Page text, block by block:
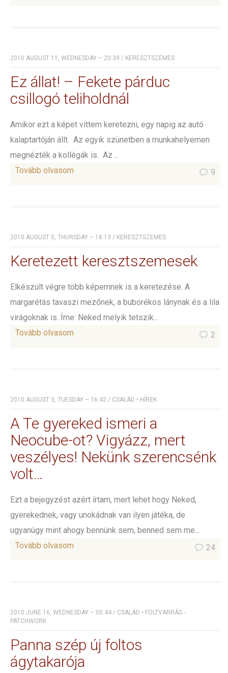
2010 AUGUST 11, WEDNESDAY – 20:39 / KERESZTSZEMES
Ez állat! – Fekete párduc
csillogó teliholdnál
Amikor ezt a képet vittem keretezni, egy napig az autó
kalaptartóján állt. Az egyik szünetben a munkahelyemen
megnézték a kollégák is. Az ...
Tovább olvasom
9
2010 AUGUST 5, THURSDAY – 18:13 / KERESZTSZEMES
Keretezett keresztszemesek
Elkészült végre több képemnek is a keretezése. A
margarétás tavaszi mezőnek, a buborékos lánynak és a lila
virágoknak is. Íme: Neked melyik tetszik...
Tovább olvasom
2
2010 AUGUST 3, TUESDAY – 16:42 / CSALÁD • HÍREK
A Te gyereked ismeri a
Neocube-ot? Vigyázz, mert
veszélyes! Nekünk szerencsénk
volt…
Ezt a bejegyzést azért írtam, mert lehet hogy Neked,
gyerekednek, vagy unokádnak van ilyen játéka, de
ugyanúgy mint ahogy bennünk sem, benned sem me...
Tovább olvasom
24
2010 JUNE 16, WEDNESDAY – 05:44 / CSALÁD • FOLTVARRÁS -
PATCHWORK
Panna szép új foltos
ágytakarója